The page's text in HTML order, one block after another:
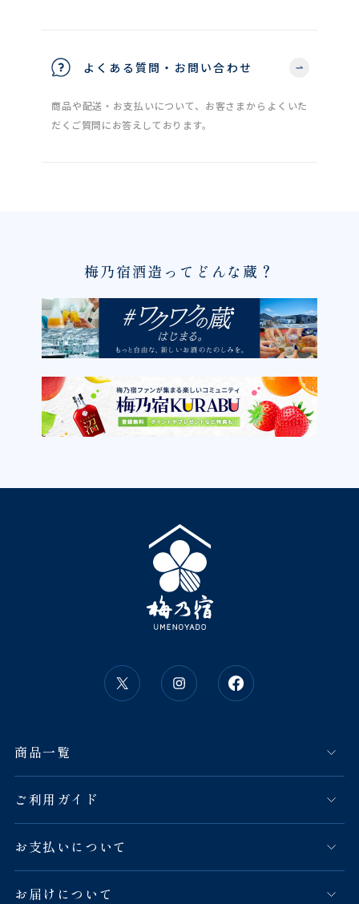
よくある質問・お問い合わせ
商品や配送・お支払いについて、お客さまからよくいた
だくご質問にお答えしております。
梅乃宿酒造ってどんな蔵？
商品一覧
ご利用ガイド
お支払いについて
お届けについて